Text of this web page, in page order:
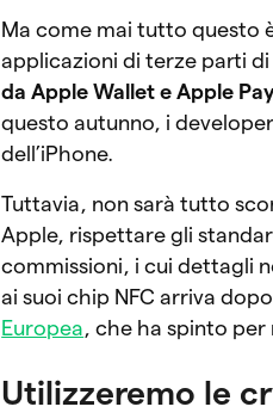
Ma come mai tutto questo
applicazioni di terze parti
da Apple Wallet e Apple
questo autunno, i
dell’iPhone.
Tuttavia, non sarà tutto
Apple, rispettare gli
commissioni, i cui dettagli
ai suoi chip NFC arriva
Europea , che ha spinto
Utilizzeremo le